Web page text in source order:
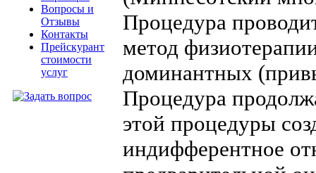
Вопросы и
Отзывы
Контакты
Прейскурант
стоимости
услуг
Процедура
метод
доминантных
Процедура
этой процедуры
индифферентное